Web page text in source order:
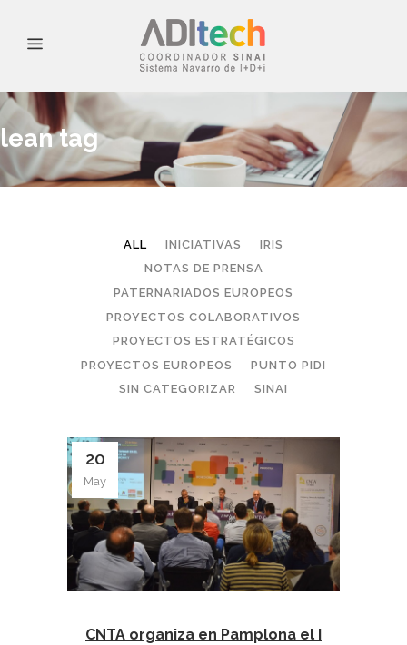
lean tag
ALL INICIATIVAS
IRIS
NOTAS DE PRENSA
PATERNARIADOS EUROPEOS
PROYECTOS COLABORATIVOS
PROYECTOS ESTRATÉGICOS
PROYECTOS EUROPEOS
PUNTO PIDI
SIN CATEGORIZAR
SINAI
20
May
CNTA organiza en Pamplona el I